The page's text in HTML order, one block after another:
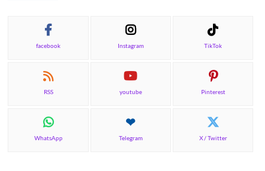
facebook Instagram TikTok
RSS youtube Pinterest
WhatsApp Telegram X / Twitter